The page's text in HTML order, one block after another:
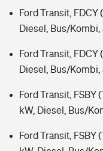
Ford Transit, FDCY
Diesel, Bus/
Ford Transit, FDCY
Diesel, Bus/
Ford Transit, FSBY
kW, Diesel, Bus/
Ford Transit, FSBY